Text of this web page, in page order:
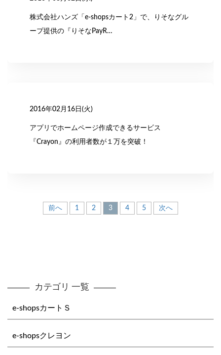
株式会社ハンズ「e-shopsカート2」で、りそなグル
ープ提供の『りそなPayR…
2016年02月16日(火)
アプリでホームページ作成できるサービス
『Crayon』の利用者数が１万を突破！
ジ
送
り
前へ 1 2 3 4 5 次へ
カテゴリ 一覧
e-shopsカートＳ
e-shopsクレヨン